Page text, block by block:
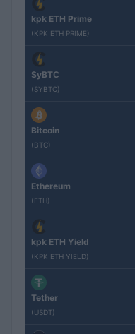
kpk ETH Prime
(KPK ETH PRIME)
SyBTC
(SYBTC)
Bitcoin
(BTC)
Ethereum
(ETH)
kpk ETH Yield
(KPK ETH YIELD)
Tether
(USDT)